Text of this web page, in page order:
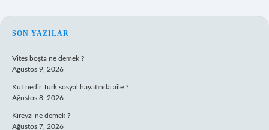
SIDEBAR
SON YAZILAR
Vites boşta ne demek ?
Ağustos 9, 2026
Kut nedir Türk sosyal hayatında aile ?
Ağustos 8, 2026
Kıreyzi ne demek ?
Ağustos 7, 2026